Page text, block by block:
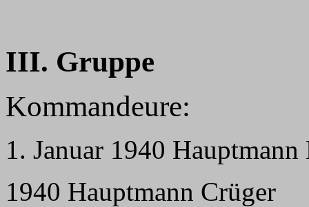
III. Gruppe
Kommandeure:
1. Januar 1940
1940 Hauptmann Crüger